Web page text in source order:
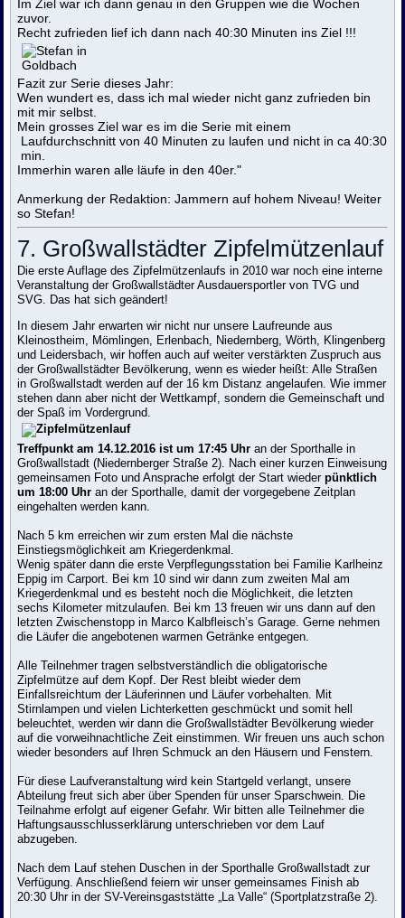
Im Ziel war ich dann genau in den Gruppen wie die Wochen
zuvor.
Recht zufrieden lief ich dann nach 40:30 Minuten ins Ziel !!!
Fazit zur Serie dieses Jahr:
Wen wundert es, dass ich mal wieder nicht ganz zufrieden bin
mit mir selbst.
Mein grosses Ziel war es im die Serie mit einem
Laufdurchschnitt von 40 Minuten zu laufen und nicht in ca 40:30
min.
Immerhin waren alle läufe in den 40er."
Anmerkung der Redaktion: Jammern auf hohem Niveau! Weiter
so Stefan!
7. Großwallstädter Zipfelmützenlauf
Die erste Auflage des Zipfelmützenlaufs in 2010 war noch eine interne
Veranstaltung der Großwallstädter Ausdauersportler von TVG und
SVG. Das hat sich geändert!
In diesem Jahr erwarten wir nicht nur unsere Laufreunde aus
Kleinostheim, Mömlingen, Erlenbach, Niedernberg, Wörth, Klingenberg
und Leidersbach, wir hoffen auch auf weiter verstärkten Zuspruch aus
der Großwallstädter Bevölkerung, wenn es wieder heißt: Alle Straßen
in Großwallstadt werden auf der 16 km Distanz angelaufen. Wie immer
stehen dann aber nicht der Wettkampf, sondern die Gemeinschaft und
der Spaß im Vordergrund.
Treffpunkt am 14.12.2016 ist um 17:45 Uhr an der Sporthalle in
Großwallstadt (Niedernberger Straße 2). Nach einer kurzen Einweisung
gemeinsamen Foto und Ansprache erfolgt der Start wiederpünktlich
um 18:00 Uhr an der Sporthalle, damit der vorgegebene Zeitplan
eingehalten werden kann.
Nach 5 km erreichen wir zum ersten Mal die nächste
Einstiegsmöglichkeit am Kriegerdenkmal.
Wenig später dann die erste Verpflegungsstation bei Familie Karlheinz
Eppig im Carport. Bei km 10 sind wir dann zum zweiten Mal am
Kriegerdenkmal und es besteht noch die Möglichkeit, die letzten
sechs Kilometer mitzulaufen. Bei km 13 freuen wir uns dann auf den
letzten Zwischenstopp in Marco Kalbfleisch’s Garage. Gerne nehmen
die Läufer die angebotenen warmen Getränke entgegen.
Alle Teilnehmer tragen selbstverständlich die obligatorische
Zipfelmütze auf dem Kopf. Der Rest bleibt wieder dem
Einfallsreichtum der Läuferinnen und Läufer vorbehalten. Mit
Stirnlampen und vielen Lichterketten geschmückt und somit hell
beleuchtet, werden wir dann die Großwallstädter Bevölkerung wieder
auf die vorweihnachtliche Zeit einstimmen. Wir freuen uns auch schon
wieder besonders auf Ihren Schmuck an den Häusern und Fenstern.
Für diese Laufveranstaltung wird kein Startgeld verlangt, unsere
Abteilung freut sich aber über Spenden für unser Sparschwein. Die
Teilnahme erfolgt auf eigener Gefahr. Wir bitten alle Teilnehmer die
Haftungsausschlusserklärung unterschrieben vor dem Lauf
abzugeben.
Nach dem Lauf stehen Duschen in der Sporthalle Großwallstadt zur
Verfügung. Anschließend feiern wir unser gemeinsames Finish ab
20:30 Uhr in der SV-Vereinsgaststätte „La Valle“ (Sportplatzstraße 2).